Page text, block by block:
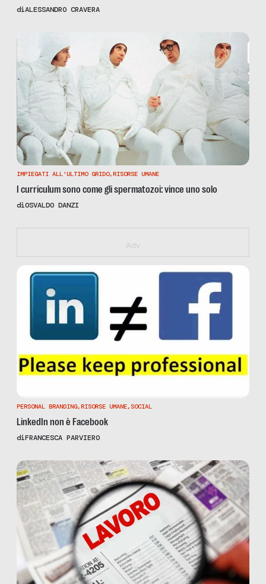
diALESSANDRO CRAVERA
IMPIEGATI ALL'ULTIMO GRIDO,RISORSE UMANE
I curriculum sono come gli spermatozoi: vince uno solo
diOSVALDO DANZI
https://giustotonoholdenfdr.eventbrite.it
Adv
PERSONAL BRANDING,RISORSE UMANE, SOCIAL
LinkedIn non è Facebook
diFRANCESCA PARVIERO